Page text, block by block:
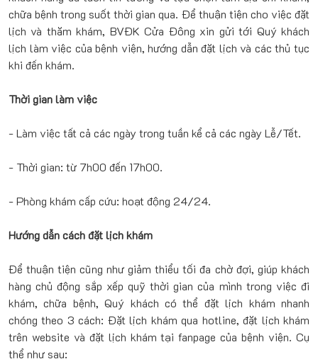
chữa bệnh trong suốt thời gian qua. Để thuận tiện cho việc đặt
lịch và thăm khám, BVĐK Cửa Đông xin gửi tới Quý khách
lịch làm việc của bệnh viện, hướng dẫn đặt lịch và các thủ tục
khi đến khám.
Thời gian làm việc
- Làm việc tất cả các ngày trong tuần kể cả các ngày Lễ/Tết.
- Thời gian: từ 7h00 đến 17h00.
- Phòng khám cấp cứu: hoạt động 24/24.
Hướng dẫn cách đặt lịch khám
Để thuận tiện cũng như giảm thiểu tối đa chờ đợi, giúp khách
hàng chủ động sắp xếp quỹ thời gian của mình trong việc đi
khám, chữa bệnh, Quý khách có thể đặt lịch khám nhanh
chóng theo 3 cách: Đặt lịch khám qua hotline, đặt lịch khám
trên website và đặt lịch khám tại fanpage của bệnh viện. Cụ
thể như sau: